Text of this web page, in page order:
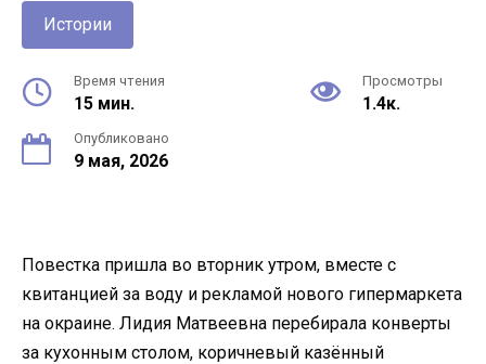
Истории
Время чтения
15 мин.
Просмотры
1.4к.
Опубликовано
9 мая, 2026
Повестка пришла во вторник утром, вместе с
квитанцией за воду и рекламой нового гипермаркета
на окраине. Лидия Матвеевна перебирала конверты
за кухонным столом, коричневый казённый